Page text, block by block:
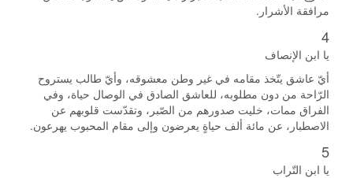
مرافقة الأشرار.
4
يا ابن الإنصاف
أيّ عاشق يتّخذ مقامه في غير وطن معشوقه، وأيّ طالب يستروح
الرّاحة من دون مطلوبه، للعاشق الصادق في الوصال حياة، وفي
الفراق ممات، خليت صدورهم من الصّبر، وتقدّست قلوبهم عن
الاصطبار، عن مائة ألف حياةٍ يعرضون وإلى مقام المحبوب يهرعون.
5
يا ابن التّراب